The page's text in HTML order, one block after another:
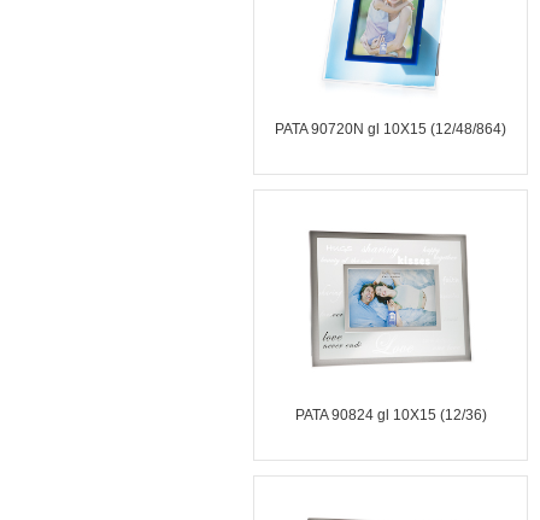
PATA 90720N gl 10X15 (12/48/864)
PATA 90824 gl 10X15 (12/36)